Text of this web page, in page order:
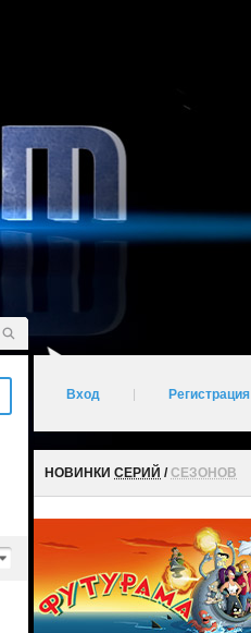
Вход Регистрация
НОВИНКИ СЕРИЙ /СЕЗОНОВ